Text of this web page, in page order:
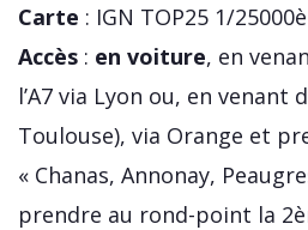
Carte : IGN TOP25 1/
Accès : en voiture, en
l’A7 via Lyon ou, en venant
Toulouse), via Orange et
« Chanas, Annonay,
prendre au rond-point la